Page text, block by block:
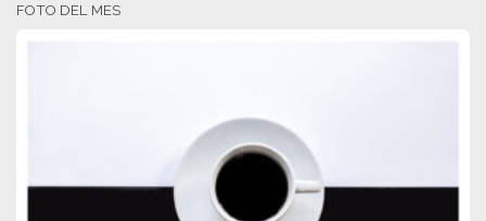
FOTO DEL MES